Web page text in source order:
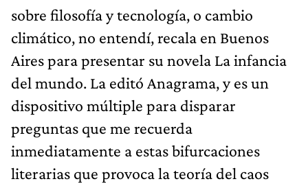
sobre filosofía y tecnología, o cambio
climático, no entendí, recala en Buenos
Aires para presentar su novela La infancia
del mundo. La editó Anagrama, y es un
dispositivo múltiple para disparar
preguntas que me recuerda
inmediatamente a estas bifurcaciones
literarias que provoca la teoría del caos